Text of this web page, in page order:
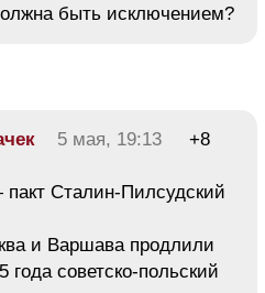
быть исключением?
5 мая, 19:13 +8
Сталин-Пилсудский
и Варшава продлили
года советско-польский